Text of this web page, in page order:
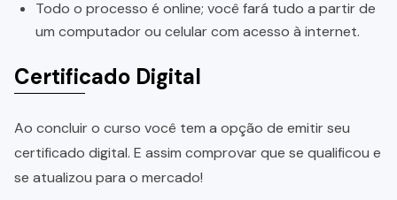
Todo o processo é online; você fará tudo a partir de
um computador ou celular com acesso à internet.
Certificado Digital
Ao concluir o curso você tem a opção de emitir seu
certificado digital. E assim comprovar que se qualificou e
se atualizou para o mercado!